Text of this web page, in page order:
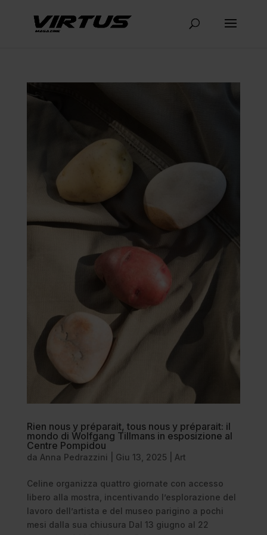
Rien nous y préparait, tous nous y préparait: il
mondo di Wolfgang Tillmans in esposizione al
Centre Pompidou
da Anna Pedrazzini Giu 13, 2025 Art
Celine organizza quattro giornate con accesso
libero alla mostra, incentivando l’esplorazione del
lavoro dell’artista e del museo parigino a pochi
mesi dalla sua chiusura Dal 13 giugno al 22